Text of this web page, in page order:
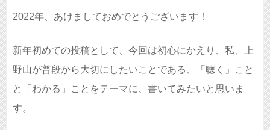
2022年、あけましておめでとうございます！
新年初めての投稿として、今回は初心にかえり、私、上
野山が普段から大切にしたいことである、「聴く」こと
と「わかる」ことをテーマに、書いてみたいと思いま
す。